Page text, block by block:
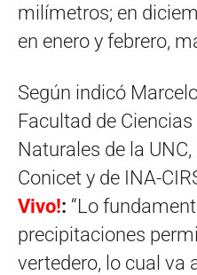
milímetros; en
en enero y febrero,
Según indicó
Facultad de
Naturales de la
Conicet y de INA-
Vivo!: “Lo
precipitaciones
vertedero, lo cual va